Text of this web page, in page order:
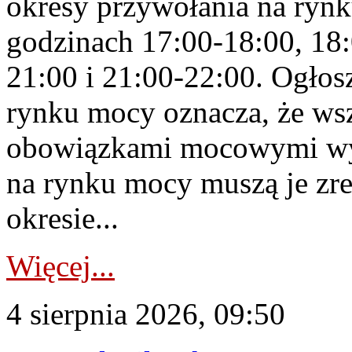
godzinach 17:00-18:00,
21:00 i 21:00-22:00.
rynku mocy oznacza, że
obowiązkami mocowymi
na rynku mocy muszą je
okresie...
Więcej...
4 sierpnia 2026, 09:50